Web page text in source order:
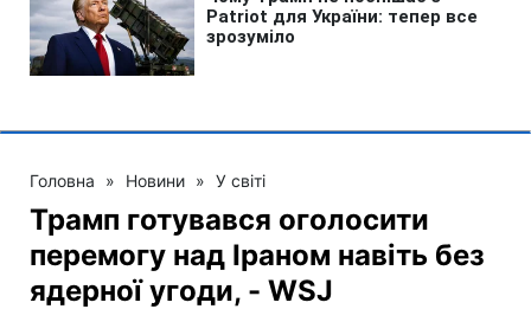
Головна » Новини » У світі
Трамп готувався оголосити
перемогу над Іраном навіть без
ядерної угоди, - WSJ